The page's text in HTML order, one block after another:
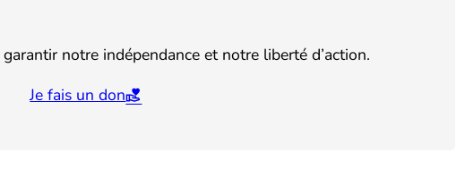
notre indépendance et notre liberté d’action.
Je fais un don